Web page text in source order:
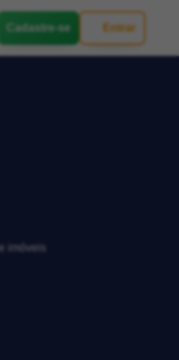
Cadastre-se Entrar
imóveis